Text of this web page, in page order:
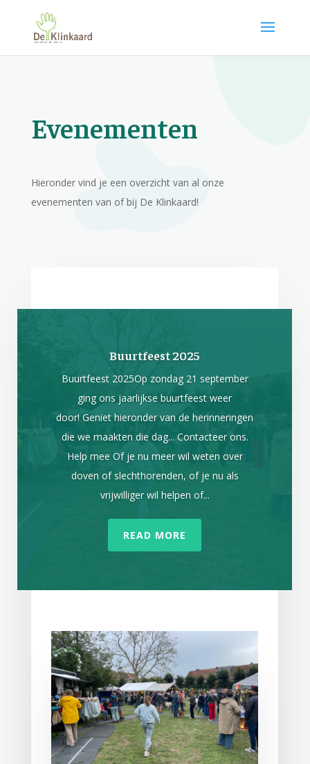
Evenementen
Hieronder vind je een overzicht van al onze
evenementen van of bij De Klinkaard!
Buurtfeest 2025
Buurtfeest 2025Op zondag 21 september
ging ons jaarlijkse buurtfeest weer
door! Geniet hieronder van de herinneringen
die we maakten die dag... Contacteer ons.
Help mee Of je nu meer wil weten over
doven of slechthorenden, of je nu als
vrijwilliger wil helpen of...
READ MORE